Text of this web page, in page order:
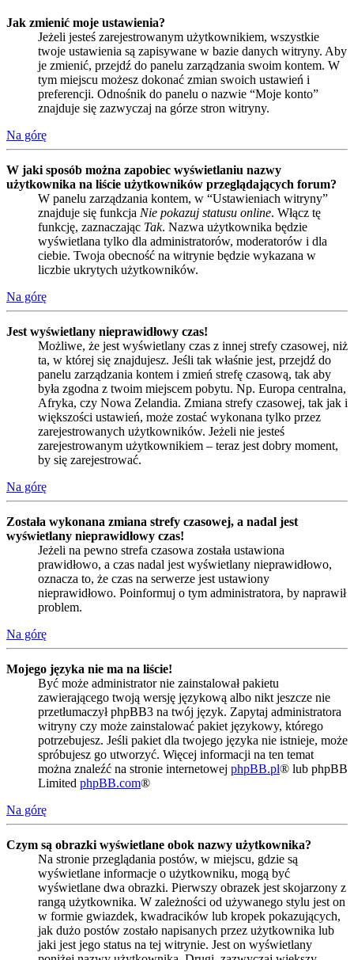
Jak zmienić moje ustawienia?
Jeżeli jesteś zarejestrowanym użytkownikiem, wszystkie
twoje ustawienia są zapisywane w bazie danych witryny. Aby
je zmienić, przejdź do panelu zarządzania swoim kontem. W
tym miejscu możesz dokonać zmian swoich ustawień i
preferencji. Odnośnik do panelu o nazwie “Moje konto”
znajduje się zazwyczaj na górze stron witryny.
Na górę
W jaki sposób można zapobiec wyświetlaniu nazwy
użytkownika na liście użytkowników przeglądających forum?
W panelu zarządzania kontem, w “Ustawieniach witryny”
znajduje się funkcja Nie pokazuj statusu online. Włącz tę
funkcję, zaznaczając Tak. Nazwa użytkownika będzie
wyświetlana tylko dla administratorów, moderatorów i dla
ciebie. Twoja obecność na witrynie będzie wykazana w
liczbie ukrytych użytkowników.
Na górę
Jest wyświetlany nieprawidłowy czas!
Możliwe, że jest wyświetlany czas z innej strefy czasowej, niż
ta, w której się znajdujesz. Jeśli tak właśnie jest, przejdź do
panelu zarządzania kontem i zmień strefę czasową, tak aby
była zgodna z twoim miejscem pobytu. Np. Europa centralna,
Afryka, czy Nowa Zelandia. Zmiana strefy czasowej, tak jak i
większości ustawień, może zostać wykonana tylko przez
zarejestrowanych użytkowników. Jeżeli nie jesteś
zarejestrowanym użytkownikiem – teraz jest dobry moment,
by się zarejestrować.
Na górę
Została wykonana zmiana strefy czasowej, a nadal jest
wyświetlany nieprawidłowy czas!
Jeżeli na pewno strefa czasowa została ustawiona
prawidłowo, a czas nadal jest wyświetlany nieprawidłowo,
oznacza to, że czas na serwerze jest ustawiony
nieprawidłowo. Poinformuj o tym administratora, by naprawił
problem.
Na górę
Mojego języka nie ma na liście!
Być może administrator nie zainstalował pakietu
zawierającego twoją wersję językową albo nikt jeszcze nie
przetłumaczył phpBB3 na twój język. Zapytaj administratora
witryny czy może zainstalować pakiet językowy, którego
potrzebujesz. Jeśli pakiet dla twojego języka nie istnieje, może
spróbujesz go utworzyć. Więcej informacji na ten temat
można znaleźć na stronie internetowej phpBB.pl® lub phpBB
Limited phpBB.com®
Na górę
Czym są obrazki wyświetlane obok nazwy użytkownika?
Na stronie przeglądania postów, w miejscu, gdzie są
wyświetlane informacje o użytkowniku, mogą być
wyświetlane dwa obrazki. Pierwszy obrazek jest skojarzony z
rangą użytkownika. W zależności od używanego stylu jest on
w formie gwiazdek, kwadracików lub kropek pokazujących,
jak dużo postów zostało napisanych przez użytkownika lub
jaki jest jego status na tej witrynie. Jest on wyświetlany